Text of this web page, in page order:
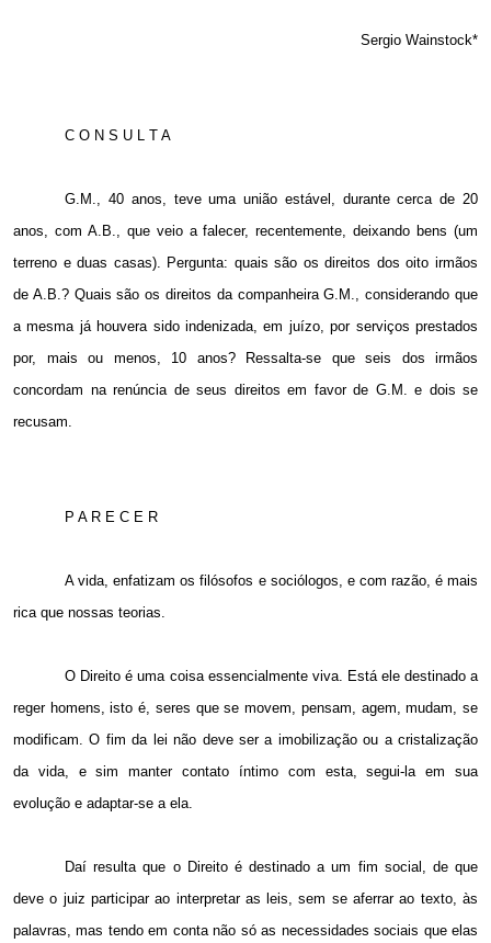
Sergio Wainstock*
C O N S U L T A
G.M., 40 anos, teve uma união estável, durante cerca de 20
anos, com A.B., que veio a falecer, recentemente, deixando bens (um
terreno e duas casas). Pergunta: quais são os direitos dos oito irmãos
de A.B.? Quais são os direitos da companheira G.M., considerando que
a mesma já houvera sido indenizada, em juízo, por serviços prestados
por, mais ou menos, 10 anos? Ressalta-se que seis dos irmãos
concordam na renúncia de seus direitos em favor de G.M. e dois se
recusam.
P A R E C E R
A vida, enfatizam os filósofos e sociólogos, e com razão, é mais
rica que nossas teorias.
O Direito é uma coisa essencialmente viva. Está ele destinado a
reger homens, isto é, seres que se movem, pensam, agem, mudam, se
modificam. O fim da lei não deve ser a imobilização ou a cristalização
da vida, e sim manter contato íntimo com esta, segui-la em sua
evolução e adaptar-se a ela.
Daí resulta que o Direito é destinado a um fim social, de que
deve o juiz participar ao interpretar as leis, sem se aferrar ao texto, às
palavras, mas tendo em conta não só as necessidades sociais que elas